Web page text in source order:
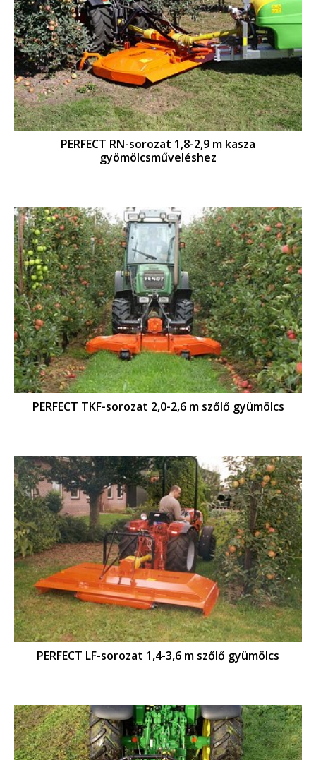
PERFECT RN-sorozat 1,8-2,9 m kasza
gyömölcsműveléshez
PERFECT TKF-sorozat 2,0-2,6 m szőlő gyümölcs
PERFECT LF-sorozat 1,4-3,6 m szőlő gyümölcs